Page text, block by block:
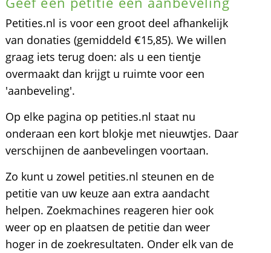
Petities.nl is voor een groot deel afhankelijk
van donaties (gemiddeld €15,85). We willen
graag iets terug doen: als u een tientje
overmaakt dan krijgt u ruimte voor een
'aanbeveling'.
Op elke pagina op petities.nl staat nu
onderaan een kort blokje met nieuwtjes. Daar
verschijnen de aanbevelingen voortaan.
Zo kunt u zowel petities.nl steunen en de
petitie van uw keuze aan extra aandacht
helpen. Zoekmachines reageren hier ook
weer op en plaatsen de petitie dan weer
hoger in de zoekresultaten. Onder elk van de